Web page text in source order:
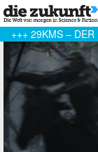
+++ 29KMS –